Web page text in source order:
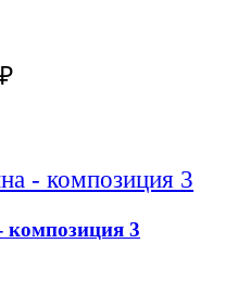
₽
3